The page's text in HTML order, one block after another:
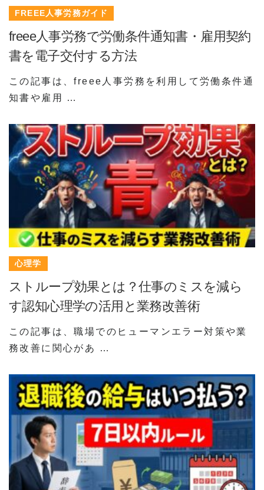
FREEE人事労務ガイド
freee人事労務で労働条件通知書・雇用契約
書を電子交付する方法
この記事は、freee人事労務を利用して労働条件通
知書や雇用 …
心理学
ストループ効果とは？仕事のミスを減ら
す認知心理学の活用と業務改善術
この記事は、職場でのヒューマンエラー対策や業
務改善に関心があ …